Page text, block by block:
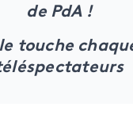
de PdA !
touche